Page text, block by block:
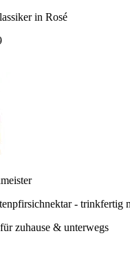
in Rosé
- trinkfertig
zuhause & unterwegs